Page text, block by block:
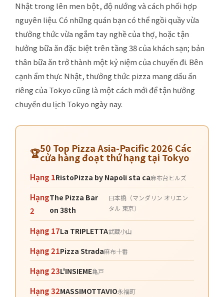
Nhật trong lên men bột, độ nướng và cách phối hợp
nguyên liệu. Có những quán bạn có thể ngồi quầy vừa
thưởng thức vừa ngắm tay nghề của thợ, hoặc tận
hưởng bữa ăn đặc biệt trên tầng 38 của khách sạn; bản
thân bữa ăn trở thành một kỷ niệm của chuyến đi. Bên
cạnh ẩm thực Nhật, thưởng thức pizza mang dấu ấn
riêng của Tokyo cũng là một cách mới để tận hưởng
chuyến du lịch Tokyo ngày nay.
50 Top Pizza Asia-Pacific 2026 Các
cửa hàng đoạt thứ hạng tại Tokyo
Hạng 1RistoPizza by Napoli sta ca麻布台ヒルズ
Hạng
2
The Pizza Bar
on 38th
日本橋（マンダリン オリエン
タル 東京）
Hạng 17La TRIPLETTA武蔵小山
Hạng 21Pizza Strada麻布十番
Hạng 23L'INSIEME亀戸
Hạng 32MASSIMOTTAVIO永福町